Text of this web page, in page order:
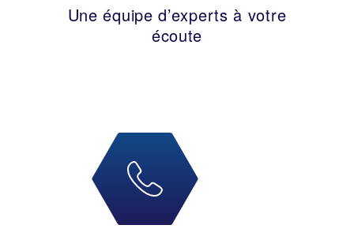
Une équipe d’experts à votre
écoute